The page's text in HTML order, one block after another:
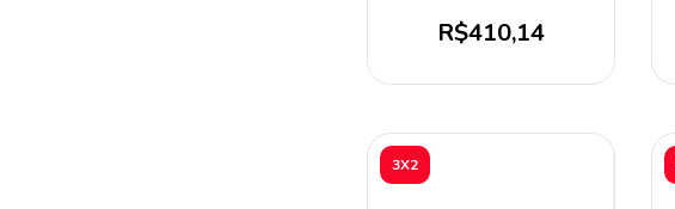
R$410,14
3X2